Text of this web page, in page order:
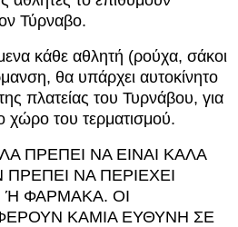
Τύρναβο.
κάθε αθλητή (ρούχα, σάκοι
θα υπάρχει αυτοκίνητο
πλατείας του Τυρνάβου, για
χώρο του τερματισμού.
ΠΡΕΠΕΙ ΝΑ ΕΙΝΑΙ ΚΑΛΑ
ΝΑ ΠΕΡΙΕΧΕΙ
Ή ΦΑΡΜΑΚΑ. ΟΙ
ΚΑΜΙΑ ΕΥΘΥΝΗ ΣΕ